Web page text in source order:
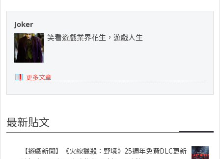
Joker
笑看遊戲業界花生，遊戲人生
更多文章
最新貼文
【遊戲新聞】《火線獵殺：野境》25週年免費DLC更新